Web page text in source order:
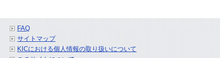
FAQ
サイトマップ
KICにおける個人情報の取り扱いについて